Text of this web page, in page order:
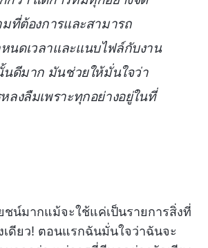
มที่ต้องการและสามารถ
นดเวลาและแนบไฟล์กับงาน
นดีมาก มันช่วยให้มั่นใจว่า
ลงลืมเพราะทุกอย่างอยู่ในที่
ชน์มากแม้จะใช้แค่เป็นรายการสิ่งที่
เดียว! ตอนแรกฉันมั่นใจว่าฉันจะ